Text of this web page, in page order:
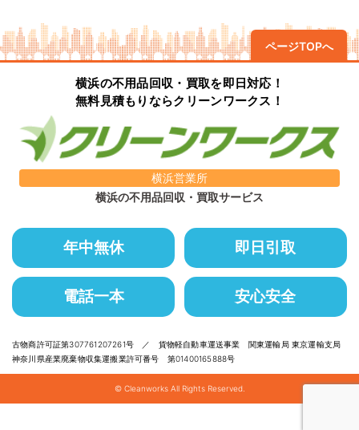
ページTOPへ
横浜の不用品回収・買取を即日対応！
無料見積もりならクリーンワークス！
横浜営業所
横浜の不用品回収・買取サービス
年中無休 即日引取
電話一本 安心安全
古物商許可証第307761207261号 ／ 貨物軽自動車運送事業 関東運輸局 東京運輸支局
神奈川県産業廃棄物収集運搬業許可番号 第01400165888号
© Cleanworks All Rights Reserved.